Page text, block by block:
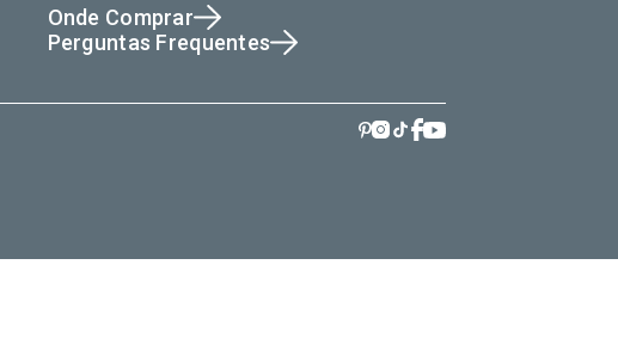
Onde Comprar
Perguntas Frequentes